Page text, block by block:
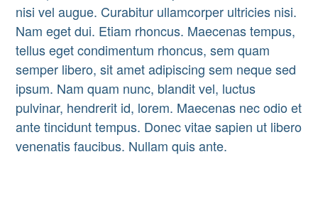
nisi vel augue. Curabitur ullamcorper ultricies nisi.
Nam eget dui. Etiam rhoncus. Maecenas tempus,
tellus eget condimentum rhoncus, sem quam
semper libero, sit amet adipiscing sem neque sed
ipsum. Nam quam nunc, blandit vel, luctus
pulvinar, hendrerit id, lorem. Maecenas nec odio et
ante tincidunt tempus. Donec vitae sapien ut libero
venenatis faucibus. Nullam quis ante.